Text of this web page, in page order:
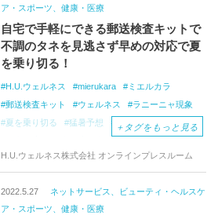
ア・スポーツ、健康・医療
自宅で手軽にできる郵送検査キットで
不調のタネを見逃さず早めの対応で夏
を乗り切る！
H.U.ウェルネス mierukara
ミエルカラ
郵送検査キット
ウェルネス
ラニーニャ現象
夏を乗り切る
猛暑予想
体調チェック
血液ドロドロ
脳梗塞
生活習慣病検査
歯周病菌検査
アドチェック
＋ タグをもっと見る
H.U.ウェルネス株式会社 オンラインプレスルーム
2022.5.27
ネットサービス、ビューティ・ヘルスケ
ア・スポーツ、健康・医療